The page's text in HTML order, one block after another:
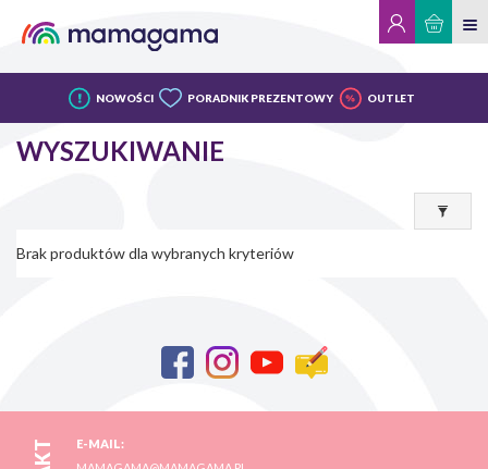
NOWOŚCI PORADNIK PREZENTOWY OUTLET
WYSZUKIWANIE
Brak produktów dla wybranych kryteriów
E-MAIL: